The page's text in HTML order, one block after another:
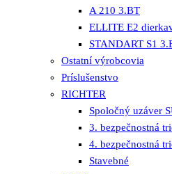
A 210 3.BT
ELLITE E2
STANDART S1
Ostatní výrobcovia
Príslušenstvo
RICHTER
Spoločný uzáver
3. bezpečnostná
4. bezpečnostná
Stavebné